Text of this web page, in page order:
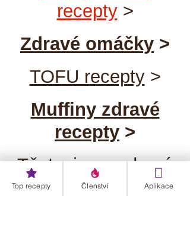
recepty>
Zdravé omáčky >
TOFU recepty>
Muffiny zdravé
recepty >
Těstoviny a zdravé
recepty
Top recepty Členství Aplikace